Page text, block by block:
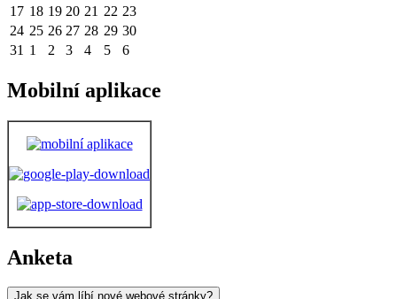
17 18 19 20 21 22 23
24 25 26 27 28 29 30
31 1 2 3 4 5 6
Mobilní aplikace
Anketa
Jak se vám líbí nové webové stránky?